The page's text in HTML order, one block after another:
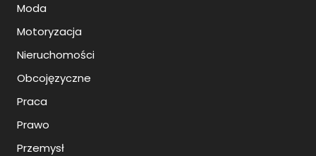
Moda
Motoryzacja
Nieruchomości
Obcojęzyczne
Praca
Prawo
Przemysł